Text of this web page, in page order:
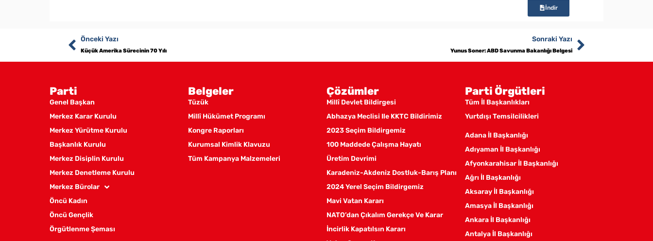
İndir
Önceki Yazı
Küçük Amerika Sürecinin 70 Yılı
Sonraki Yazı
Yunus Soner: ABD Savunma Bakanlığı Belgesi
Parti
Genel Başkan
Merkez Karar Kurulu
Merkez Yürütme Kurulu
Başkanlık Kurulu
Merkez Disiplin Kurulu
Merkez Denetleme Kurulu
Merkez Bürolar
Öncü Kadın
Öncü Gençlik
Örgütlenme Şeması
Belgeler
Tüzük
Millî Hükümet Programı
Kongre Raporları
Kurumsal Kimlik Klavuzu
Tüm Kampanya Malzemeleri
Çözümler
Millî Devlet Bildirgesi
Abhazya Meclisi Ile KKTC Bildirimiz
2023 Seçim Bildirgemiz
100 Maddede Çalışma Hayatı
Üretim Devrimi
Karadeniz-Akdeniz Dostluk-Barış Planı
2024 Yerel Seçim Bildirgemiz
Mavi Vatan Kararı
NATO’dan Çıkalım Gerekçe Ve Karar
İncirlik Kapatılsın Kararı
Parti Örgütleri
Tüm İl Başkanlıkları
Yurtdışı Temsilcilikleri
Adana İl Başkanlığı
Adıyaman İl Başkanlığı
Afyonkarahisar İl Başkanlığı
Ağrı İl Başkanlığı
Aksaray İl Başkanlığı
Amasya İl Başkanlığı
Ankara İl Başkanlığı
Antalya İl Başkanlığı